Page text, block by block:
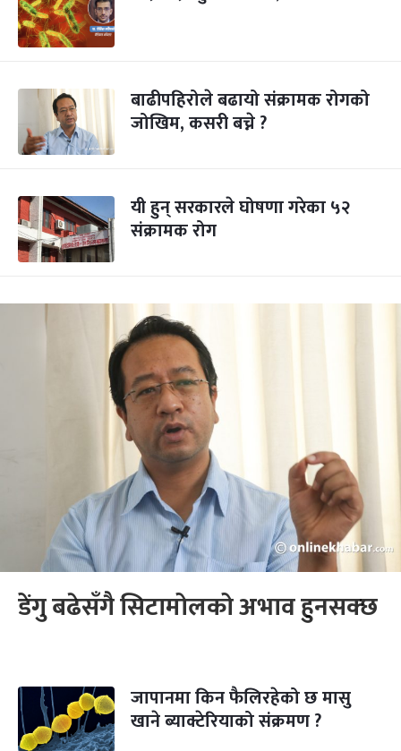
बाढीपहिरोले बढायो संक्रामक रोगको
जोखिम, कसरी बच्ने ?
यी हुन् सरकारले घोषणा गरेका ५२
संक्रामक रोग
डेंगु बढेसँगै सिटामोलको अभाव हुनसक्छ
जापानमा किन फैलिरहेको छ मासु
खाने ब्याक्टेरियाको संक्रमण ?